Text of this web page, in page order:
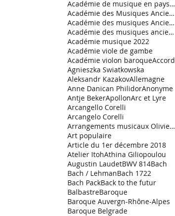
Académie de musique en pays de Savoie
Académie des Musiques Anciennes en Pays de Savoie
Académie des musiques Anciennes
Académie des musiques anciennes en Pays de Savoie.
Académie musique 2022
Académie viole de gambe
Académie violon baroqueAccord
Agnieszka Swiatkowska
Aleksandr KazakovAllemagne
Anne Danican PhilidorAnonyme
Antje BekerApollonArc et Lyre
Arcangello Corelli
Arcangelo Corelli
Arrangements musicaux Olivier Garde
Art populaire
Article du 1er décembre 2018
Atelier ItohAthina Giliopoulou
Augustin LaudetBWV 814Bach
Bach / LehmanBach 1722
Bach PackBack to the futur
BalbastreBaroque
Baroque Auvergn-Rhône-Alpes
Baroque Belgrade